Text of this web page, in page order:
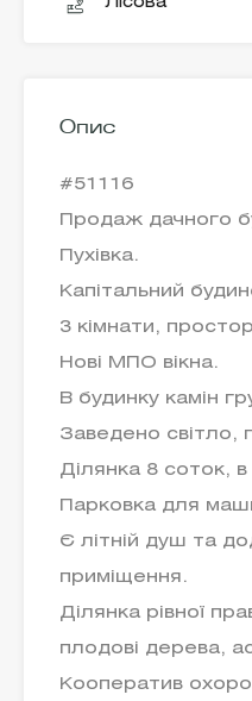
Опис
#51116
Продаж дачного
Пухівка.
Капітальний
3 кімнати,
Нові МПО вікна.
В будинку камін
Заведено світло,
Ділянка 8 соток, в
Парковка для
Є літній душ та
приміщення.
Ділянка рівної
плодові дерева,
Кооператив